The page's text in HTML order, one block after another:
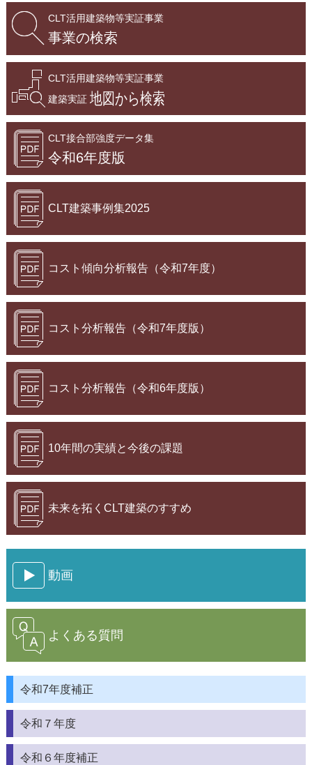
CLT活用建築物等実証事業
事業の検索
CLT活用建築物等実証事業
建築実証 地図から検索
CLT接合部強度データ集
令和6年度版
CLT建築事例集2025
コスト傾向分析報告（令和7年度）
コスト分析報告（令和7年度版）
コスト分析報告（令和6年度版）
10年間の実績と今後の課題
未来を拓くCLT建築のすすめ
動画
よくある質問
令和7年度補正
令和７年度
令和６年度補正